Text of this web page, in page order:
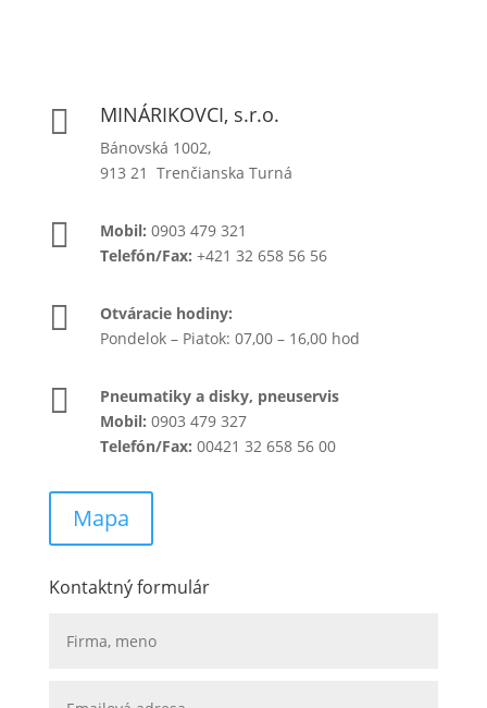
 MINÁRIKOVCI, s.r.o.
Bánovská 1002,
913 21 Trenčianska Turná
 Mobil: 0903 479 321
Telefón/Fax: +421 32 658 56 56

Otváracie hodiny:
Pondelok – Piatok: 07,00 – 16,00 hod

Pneumatiky a disky, pneuservis
Mobil: 0903 479 327
Telefón/Fax: 00421 32 658 56 00
Mapa
Kontaktný formulár